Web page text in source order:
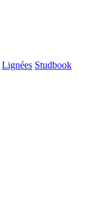
Lignées Studbook